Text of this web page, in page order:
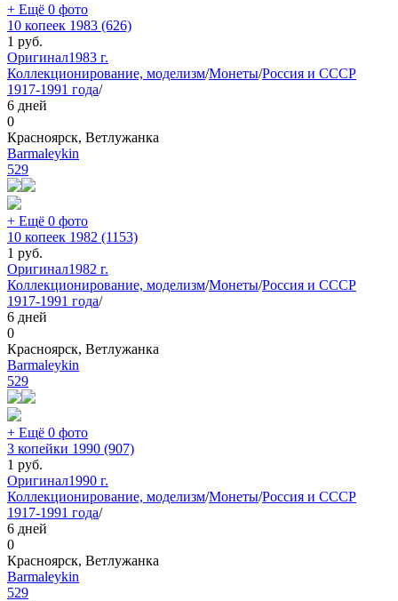
+ Ещё 0 фото
10 копеек 1983 (626)
1 руб.
Оригинал1983 г.
Коллекционирование, моделизм/Монеты/Россия и СССР
1917-1991 года/
6 дней
0
Красноярск, Ветлужанка
Barmaleykin
529
+ Ещё 0 фото
10 копеек 1982 (1153)
1 руб.
Оригинал1982 г.
Коллекционирование, моделизм/Монеты/Россия и СССР
1917-1991 года/
6 дней
0
Красноярск, Ветлужанка
Barmaleykin
529
+ Ещё 0 фото
3 копейки 1990 (907)
1 руб.
Оригинал1990 г.
Коллекционирование, моделизм/Монеты/Россия и СССР
1917-1991 года/
6 дней
0
Красноярск, Ветлужанка
Barmaleykin
529